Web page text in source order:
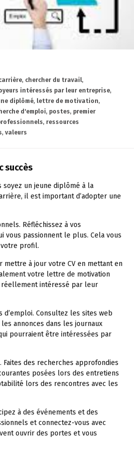
, chercher du travail,
intéressés par leur entreprise,
diplômé, lettre de motivation,
d'emploi, postes, premier
, ressources
, valeurs
succès
un jeune diplômé à la
il est important d’adopter une
Réfléchissez à vos
vous passionnent le plus. Cela vous
profil.
mettre à jour votre CV en mettant en
votre lettre de motivation
réellement intéressé par leur
Consultez les sites web
annonces dans les journaux
pourraient être intéressées par
des recherches approfondies
posées lors des entretiens
lors des rencontres avec les
à des événements et des
et connectez-vous avec
ouvrir des portes et vous